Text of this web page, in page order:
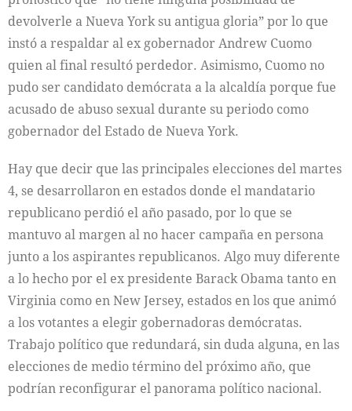
devolverle a Nueva York su antigua gloria” por lo que
instó a respaldar al ex gobernador Andrew Cuomo
quien al final resultó perdedor. Asimismo, Cuomo no
pudo ser candidato demócrata a la alcaldía porque fue
acusado de abuso sexual durante su periodo como
gobernador del Estado de Nueva York.
Hay que decir que las principales elecciones del martes
4, se desarrollaron en estados donde el mandatario
republicano perdió el año pasado, por lo que se
mantuvo al margen al no hacer campaña en persona
junto a los aspirantes republicanos. Algo muy diferente
a lo hecho por el ex presidente Barack Obama tanto en
Virginia como en New Jersey, estados en los que animó
a los votantes a elegir gobernadoras demócratas.
Trabajo político que redundará, sin duda alguna, en las
elecciones de medio término del próximo año, que
podrían reconfigurar el panorama político nacional.